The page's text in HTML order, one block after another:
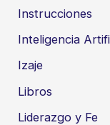
Instrucciones
Inteligencia
Izaje
Libros
Liderazgo y Fe